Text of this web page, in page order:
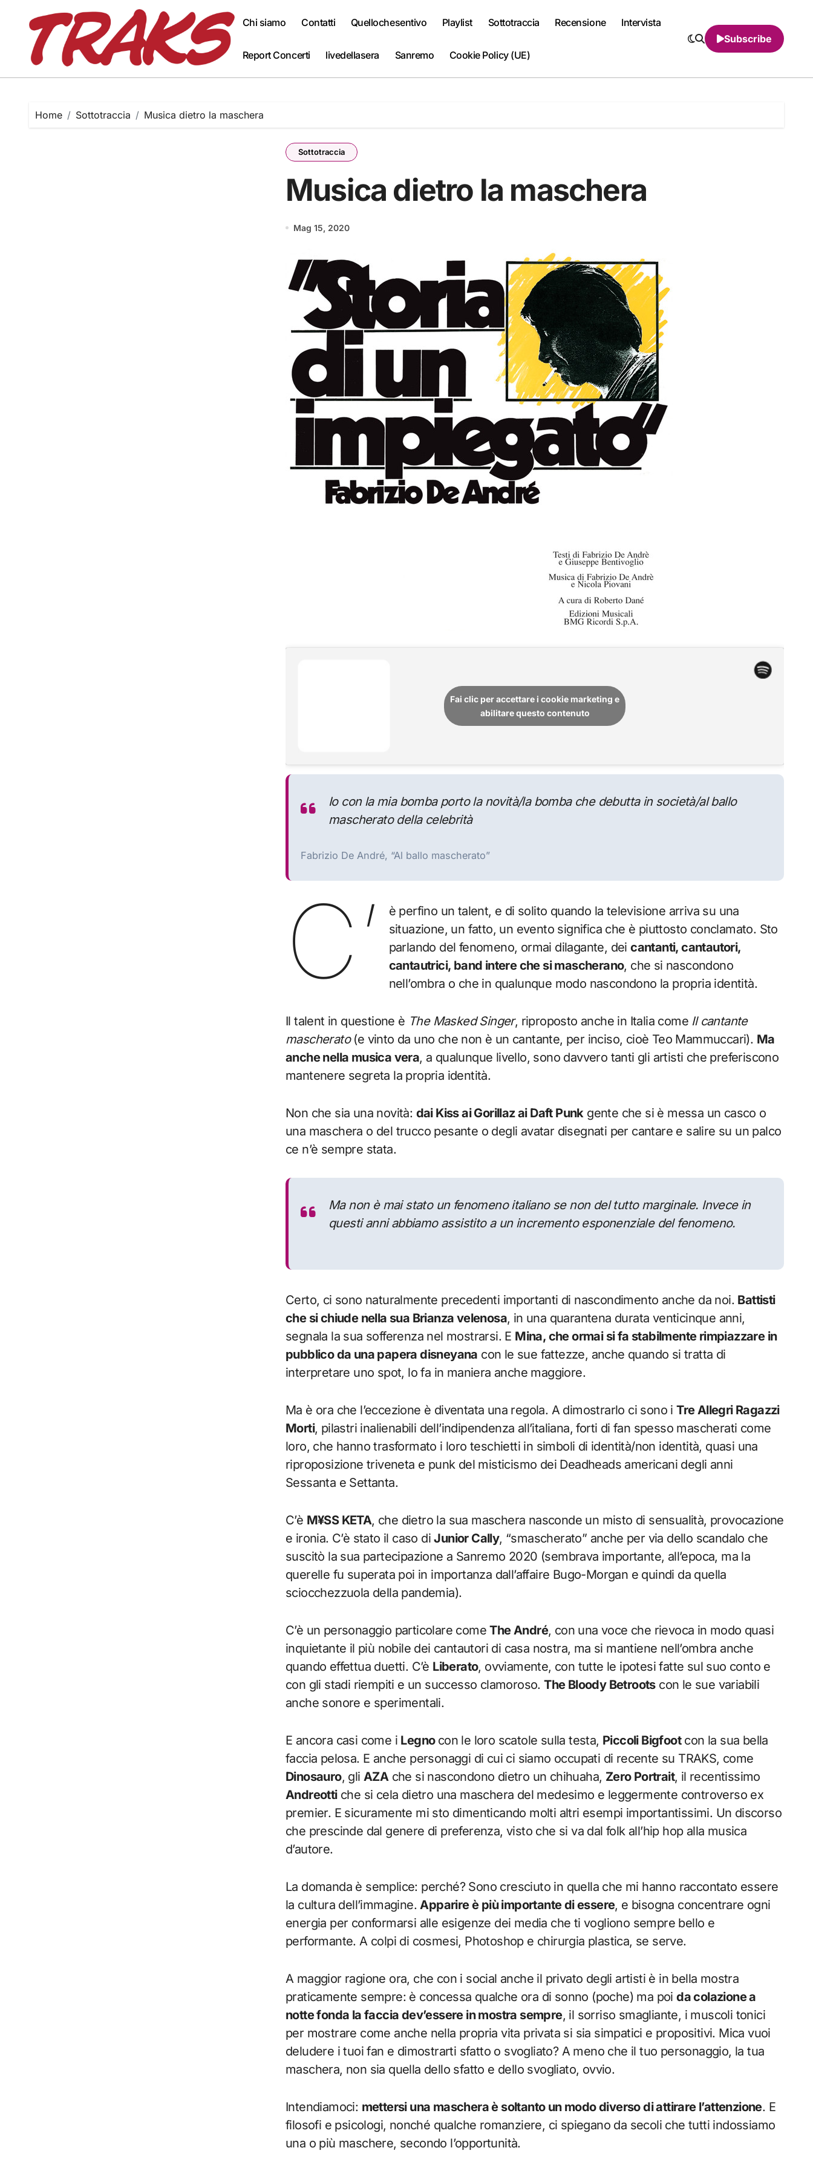
content
Chi siamo Contatti Quellochesentivo Playlist Sottotraccia Recensione Intervista
Report Concerti livedellasera Sanremo Cookie Policy (UE)
Subscribe
Home Sottotraccia Musica dietro la maschera
Sottotraccia
Musica dietro la maschera
Mag 15, 2020
Fai clic per accettare i cookie marketing e
abilitare questo contenuto
Io con la mia bomba porto la novità/la bomba che debutta in società/al ballo
mascherato della celebrità
Fabrizio De André, “Al ballo mascherato”
C’
è perfino un talent, e di solito quando la televisione arriva su una
situazione, un fatto, un evento significa che è piuttosto conclamato. Sto
parlando del fenomeno, ormai dilagante, deicantanti, cantautori,
cantautrici, band intere che si mascherano, che si nascondono
nell’ombra o che in qualunque modo nascondono la propria identità.
Il talent in questione è The Masked Singer, riproposto anche in Italia come Il cantante
mascherato(e vinto da uno che non è un cantante, per inciso, cioè Teo Mammuccari). Ma
anche nella musica vera, a qualunque livello, sono davvero tanti gli artisti che preferiscono
mantenere segreta la propria identità.
Non che sia una novità: dai Kiss ai Gorillaz ai Daft Punk gente che si è messa un casco o
una maschera o del trucco pesante o degli avatar disegnati per cantare e salire su un palco
ce n’è sempre stata.
Ma non è mai stato un fenomeno italiano se non del tutto marginale. Invece in
questi anni abbiamo assistito a un incremento esponenziale del fenomeno.
Certo, ci sono naturalmente precedenti importanti di nascondimento anche da noi. Battisti
che si chiude nella sua Brianza velenosa, in una quarantena durata venticinque anni,
segnala la sua sofferenza nel mostrarsi. E Mina, che ormai si fa stabilmente rimpiazzare in
pubblico da una papera disneyana con le sue fattezze, anche quando si tratta di
interpretare uno spot, lo fa in maniera anche maggiore.
Ma è ora che l’eccezione è diventata una regola. A dimostrarlo ci sono iTre Allegri Ragazzi
Morti, pilastri inalienabili dell’indipendenza all’italiana, forti di fan spesso mascherati come
loro, che hanno trasformato i loro teschietti in simboli di identità/non identità, quasi una
riproposizione triveneta e punk del misticismo dei Deadheads americani degli anni
Sessanta e Settanta.
C’è M¥SS KETA, che dietro la sua maschera nasconde un misto di sensualità, provocazione
e ironia. C’è stato il caso diJunior Cally, “smascherato” anche per via dello scandalo che
suscitò la sua partecipazione a Sanremo 2020 (sembrava importante, all’epoca, ma la
querelle fu superata poi in importanza dall’affaire Bugo-Morgan e quindi da quella
sciocchezzuola della pandemia).
C’è un personaggio particolare comeThe André, con una voce che rievoca in modo quasi
inquietante il più nobile dei cantautori di casa nostra, ma si mantiene nell’ombra anche
quando effettua duetti. C’è Liberato, ovviamente, con tutte le ipotesi fatte sul suo conto e
con gli stadi riempiti e un successo clamoroso.The Bloody Betrootscon le sue variabili
anche sonore e sperimentali.
E ancora casi come i Legno con le loro scatole sulla testa, Piccoli Bigfootcon la sua bella
faccia pelosa. E anche personaggi di cui ci siamo occupati di recente su TRAKS, come
Dinosauro, gli AZA che si nascondono dietro un chihuaha, Zero Portrait, il recentissimo
Andreottiche si cela dietro una maschera del medesimo e leggermente controverso ex
premier. E sicuramente mi sto dimenticando molti altri esempi importantissimi. Un discorso
che prescinde dal genere di preferenza, visto che si va dal folk all’hip hop alla musica
d’autore.
La domanda è semplice: perché? Sono cresciuto in quella che mi hanno raccontato essere
la cultura dell’immagine. Apparire è più importante di essere, e bisogna concentrare ogni
energia per conformarsi alle esigenze dei media che ti vogliono sempre bello e
performante. A colpi di cosmesi, Photoshop e chirurgia plastica, se serve.
A maggior ragione ora, che con i social anche il privato degli artisti è in bella mostra
praticamente sempre: è concessa qualche ora di sonno (poche) ma poida colazione a
notte fonda la faccia dev’essere in mostra sempre, il sorriso smagliante, i muscoli tonici
per mostrare come anche nella propria vita privata si sia simpatici e propositivi. Mica vuoi
deludere i tuoi fan e dimostrarti sfatto o svogliato? A meno che il tuo personaggio, la tua
maschera, non sia quella dello sfatto e dello svogliato, ovvio.
Intendiamoci: mettersi una maschera è soltanto un modo diverso di attirare l’attenzione. E
filosofi e psicologi, nonché qualche romanziere, ci spiegano da secoli che tutti indossiamo
una o più maschere, secondo l’opportunità.